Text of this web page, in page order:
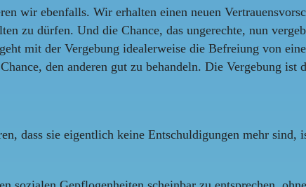
wir ebenfalls. Wir erhalten einen neuen
zu dürfen. Und die Chance, das ungerechte, nun
mit der Vergebung idealerweise die Befreiung von
den anderen gut zu behandeln. Die Vergebung ist
dass sie eigentlich keine Entschuldigungen mehr